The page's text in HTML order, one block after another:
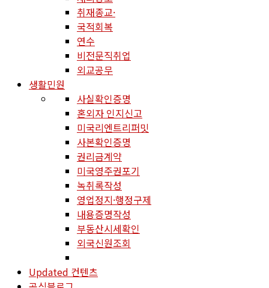
취재종교·
국적회복
연수
비전문직취업
외교공무
생활민원
사실확인증명
혼외자 인지신고
미국리엔트리퍼밋
사본확인증명
권리금계약
미국영주권포기
녹취록작성
영업정지·행정구제
내용증명작성
부동산시세확인
외국신원조회
Updated 컨텐츠